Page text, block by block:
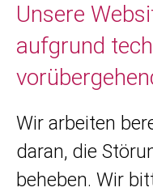
Unsere
aufgrund
Wir arbeiten
daran, die
beheben. Wir